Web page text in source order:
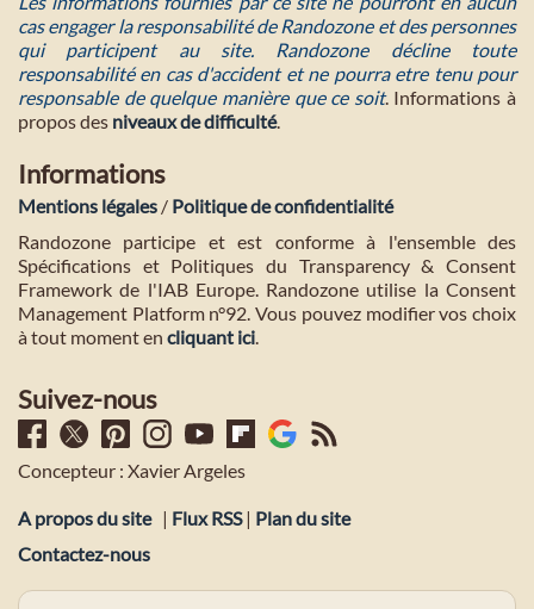
cas engager la responsabilité de Randozone et des personnes
qui participent au site. Randozone décline toute
responsabilité en cas d'accident et ne pourra etre tenu pour
responsable de quelque manière que ce soit. Informations à
propos des niveaux de difficulté.
Informations
Mentions légales / Politique de confidentialité
Randozone participe et est conforme à l'ensemble des
Spécifications et Politiques du Transparency & Consent
Framework de l'IAB Europe. Randozone utilise la Consent
Management Platform n°92. Vous pouvez modifier vos choix
à tout moment en cliquant ici
Suivez-nous
Concepteur : Xavier Argeles
A propos du site | Flux RSS| Plan du site
Contactez-nous